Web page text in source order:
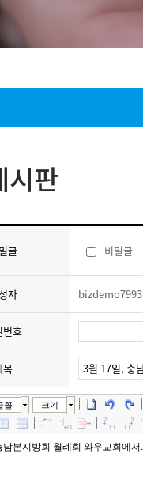
시판
글 비밀글
자 bizdemo7993
번호
목
꼴 크기